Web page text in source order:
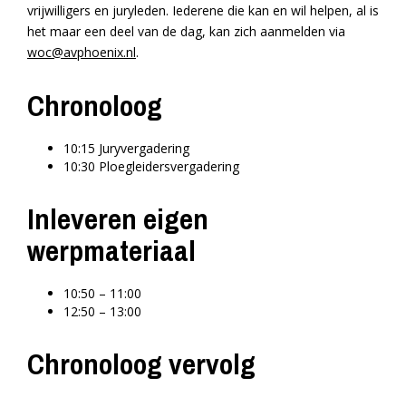
vrijwilligers en juryleden. Iederene die kan en wil helpen, al is
het maar een deel van de dag, kan zich aanmelden via
woc@avphoenix.nl.
Chronoloog
10:15 Juryvergadering
10:30 Ploegleidersvergadering
Inleveren eigen
werpmateriaal
10:50 – 11:00
12:50 – 13:00
Chronoloog vervolg